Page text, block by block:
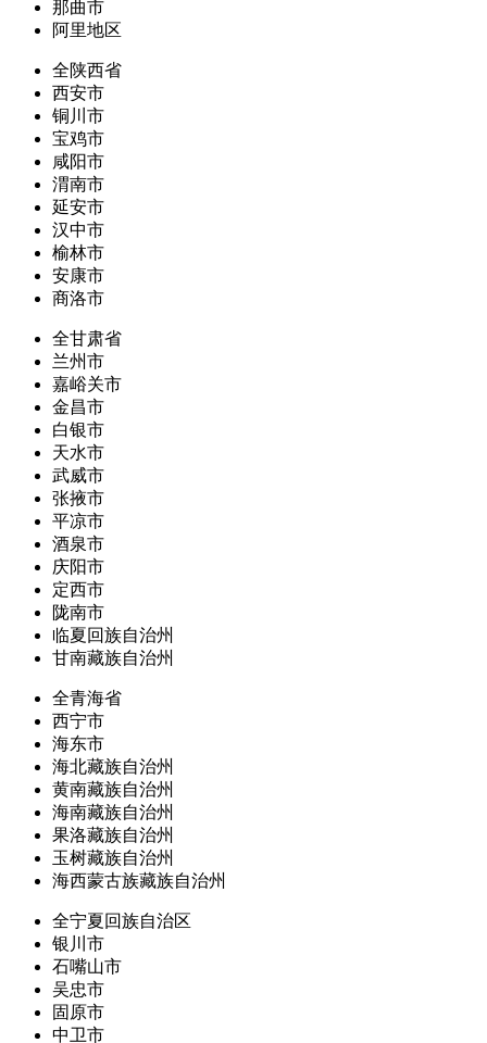
那曲市
阿里地区
全陕西省
西安市
铜川市
宝鸡市
咸阳市
渭南市
延安市
汉中市
榆林市
安康市
商洛市
全甘肃省
兰州市
嘉峪关市
金昌市
白银市
天水市
武威市
张掖市
平凉市
酒泉市
庆阳市
定西市
陇南市
临夏回族自治州
甘南藏族自治州
全青海省
西宁市
海东市
海北藏族自治州
黄南藏族自治州
海南藏族自治州
果洛藏族自治州
玉树藏族自治州
海西蒙古族藏族自治州
全宁夏回族自治区
银川市
石嘴山市
吴忠市
固原市
中卫市